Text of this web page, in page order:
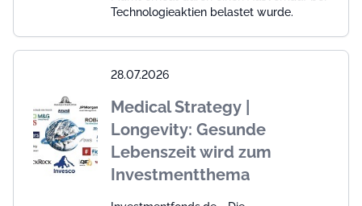
Technologieaktien belastet wurde.
28.07.2026
Medical Strategy |
Longevity: Gesunde
Lebenszeit wird zum
Investmentthema